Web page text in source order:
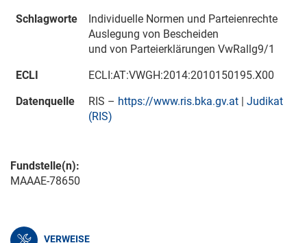
Schlagworte
Individuelle Normen und Parteienrechte
Auslegung von Bescheiden
und von Parteierklärungen VwRallg9/1
ECLI
ECLI:AT:VWGH:2014:2010150195.X00
Datenquelle
RIS – https://www.ris.bka.gv.at | Judikat
(RIS)
Fundstelle(n):
MAAAE-78650
VERWEISE